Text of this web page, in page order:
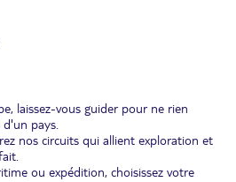
laissez-vous guider pour ne rien
pays.
nos circuits qui allient exploration et
ou expédition, choisissez votre